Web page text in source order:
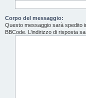
Corpo del messaggio:
Questo messaggio sarà spedito
BBCode. L’indirizzo di risposta